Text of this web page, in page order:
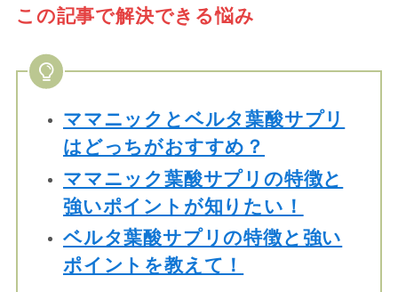
この記事で解決できる悩み
ママニックとベルタ葉酸サプリ
はどっちがおすすめ？
ママニック葉酸サプリの特徴と
強いポイントが知りたい！
ベルタ葉酸サプリの特徴と強い
ポイントを教えて！